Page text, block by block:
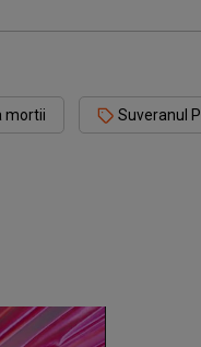
mortii Suveranul